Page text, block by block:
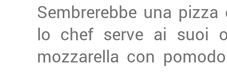
Sembrerebbe una pizza
lo chef serve ai suoi
mozzarella con